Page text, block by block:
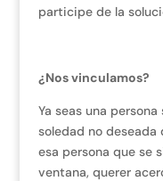
participe de la
¿Nos vinculamos?
Ya seas una
soledad no deseada
esa persona que se
ventana, querer